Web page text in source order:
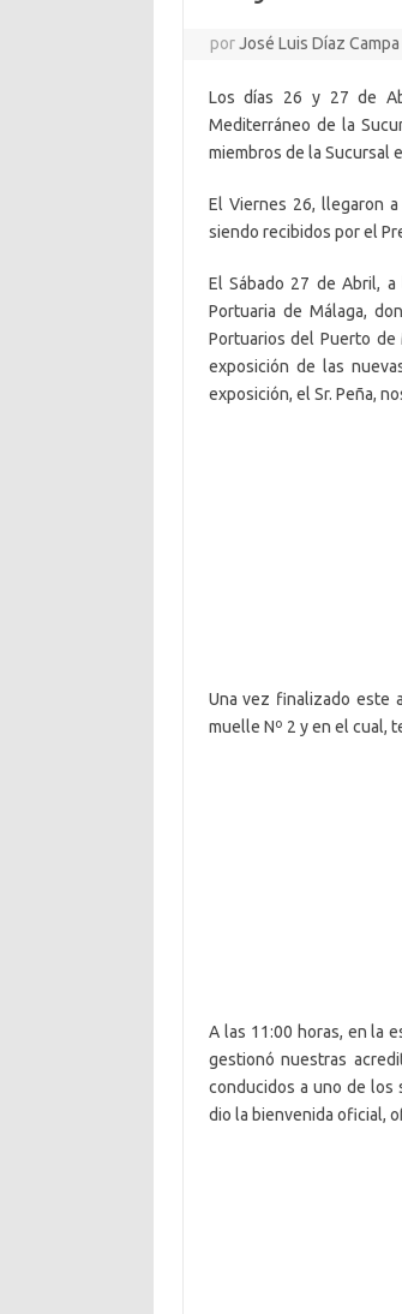
porJosé Luis Díaz Campa
Los días 26 y 27 de
Mediterráneo de la
miembros de la Sucursal
El Viernes 26, llegaron
siendo recibidos por el
El Sábado 27 de Abril,
Portuaria de Málaga,
Portuarios del Puerto
exposición de las
exposición, el Sr. Peña,
Una vez finalizado este
muelle Nº 2 y en el cual,
A las 11:00 horas, en la
gestionó nuestras
conducidos a uno de los
dio la bienvenida oficial,